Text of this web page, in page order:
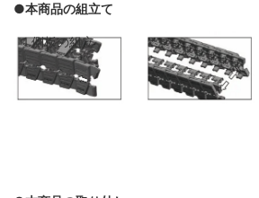
●本商品の組立て
1.側板の組立